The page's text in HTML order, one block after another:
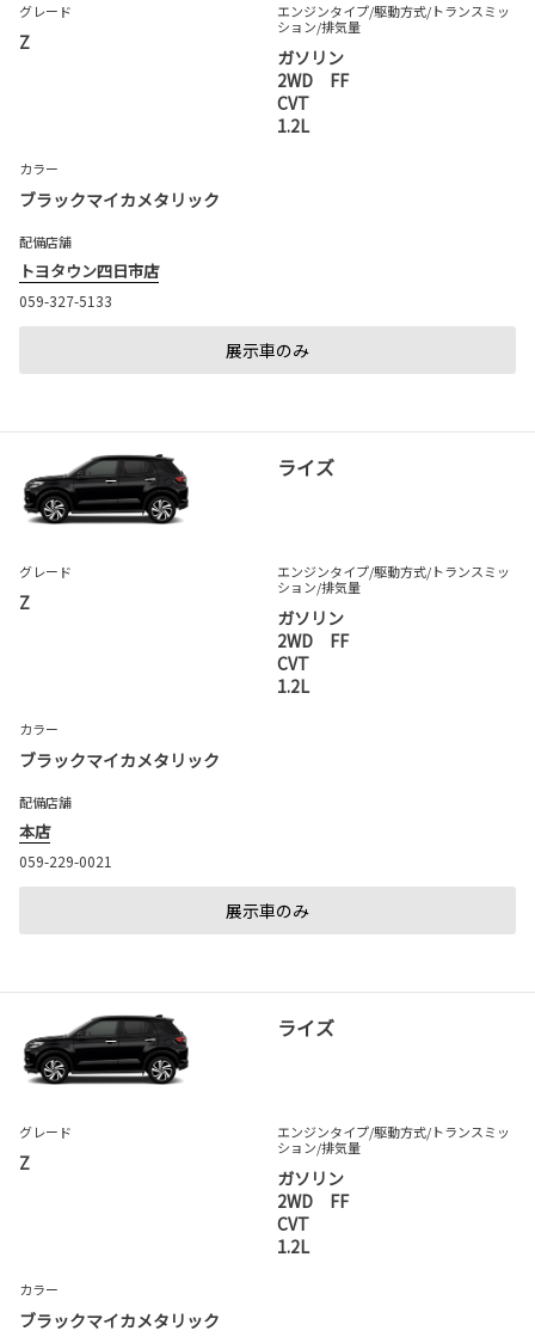
グレード
Z
エンジンタイプ/駆動方式/トランスミッ
ション/排気量
ガソリン
2WD FF
CVT
1.2L
カラー
ブラックマイカメタリック
配備店舗
トヨタウン四日市店
059-327-5133
展示車のみ
ライズ
グレード
Z
エンジンタイプ/駆動方式/トランスミッ
ション/排気量
ガソリン
2WD FF
CVT
1.2L
カラー
ブラックマイカメタリック
配備店舗
本店
059-229-0021
展示車のみ
ライズ
グレード
Z
エンジンタイプ/駆動方式/トランスミッ
ション/排気量
ガソリン
2WD FF
CVT
1.2L
カラー
ブラックマイカメタリック